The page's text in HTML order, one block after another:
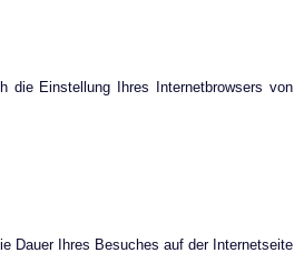
die Einstellung Ihres Internetbrowsers von
Dauer Ihres Besuches auf der Internetseite